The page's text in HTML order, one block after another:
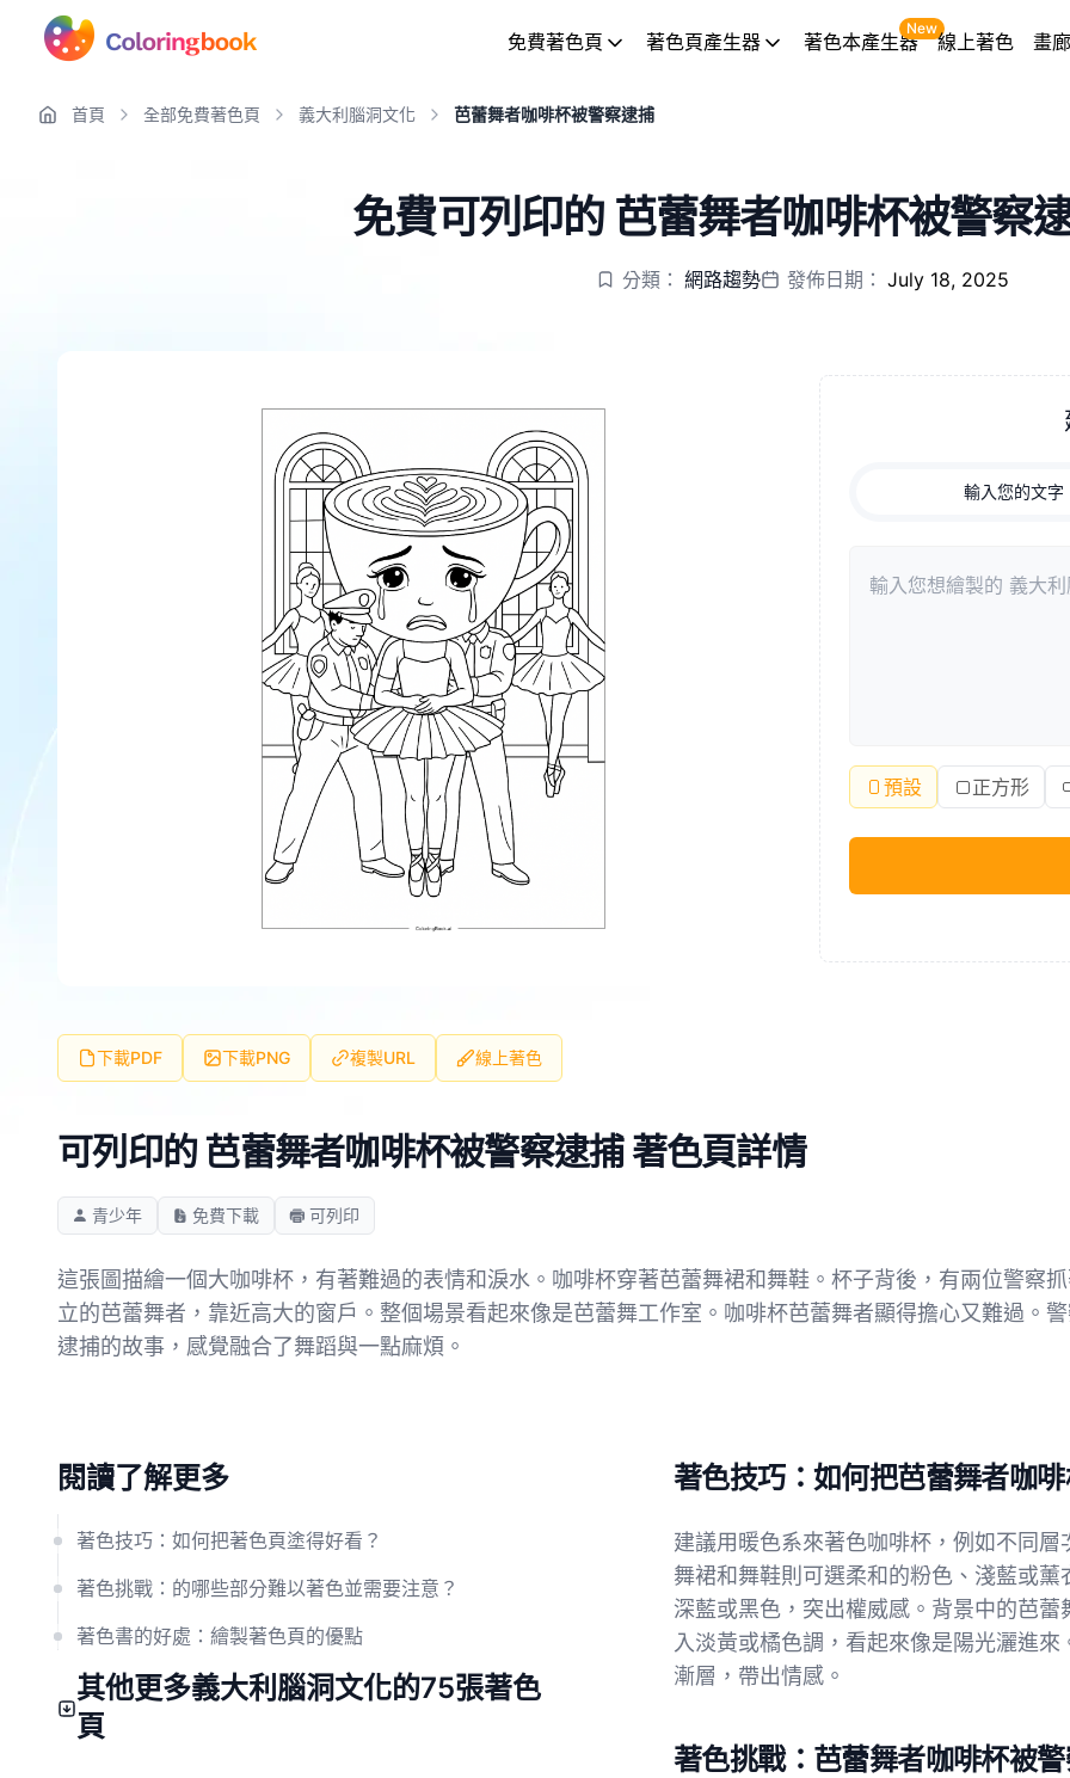
免費著色頁 著色頁產生器 著色本產生器
New
線上著色 畫廊
首頁 全部免費著色頁 義大利腦洞文化 芭蕾舞者咖啡杯被警察逮捕
免費可列印的 芭蕾舞者咖啡杯被警察
分類： 網路趨勢 發佈日期： July 18, 2025
輸入您的文字
預設 正方形
下載PDF 下載PNG 複製URL 線上著色
可列印的 芭蕾舞者咖啡杯被警察逮捕 著色頁詳情
青少年 免費下載 可列印
這張圖描繪一個大咖啡杯，有著難過的表情和淚水。咖啡杯穿著芭蕾舞裙和舞鞋。杯子背後，有兩位警察
立的芭蕾舞者，靠近高大的窗戶。整個場景看起來像是芭蕾舞工作室。咖啡杯芭蕾舞者顯得擔心又難過。
逮捕的故事，感覺融合了舞蹈與一點麻煩。
閱讀了解更多
著色技巧：如何把著色頁塗得好看？
著色挑戰：的哪些部分難以著色並需要注意？
著色書的好處：繪製著色頁的優點
其他更多義大利腦洞文化的75張著色
頁
著色技巧：如何把芭蕾舞者咖
建議用暖色系來著色咖啡杯，例如不同
舞裙和舞鞋則可選柔和的粉色、淺藍或
深藍或黑色，突出權威感。背景中的芭
入淡黃或橘色調，看起來像是陽光灑進
漸層，帶出情感。
著色挑戰：芭蕾舞者咖啡杯被